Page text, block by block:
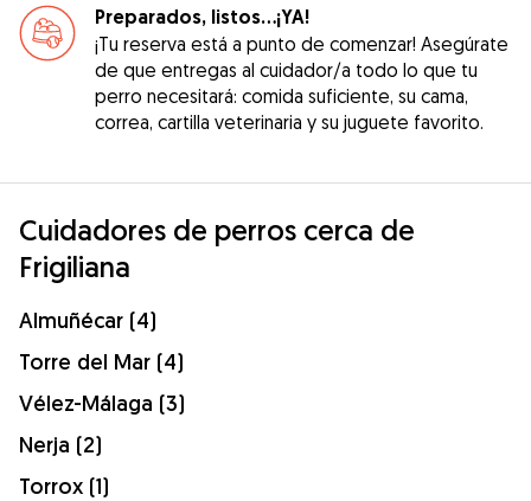
Preparados, listos...¡YA!
¡Tu reserva está a punto de comenzar! Asegúrate
de que entregas al cuidador/a todo lo que tu
perro necesitará: comida suficiente, su cama,
correa, cartilla veterinaria y su juguete favorito.
Cuidadores de perros cerca de
Frigiliana
Almuñécar (4)
Torre del Mar (4)
Vélez-Málaga (3)
Nerja (2)
Torrox (1)